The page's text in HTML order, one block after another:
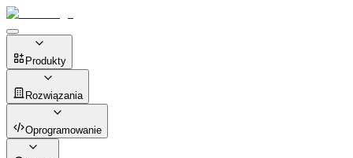
Produkty
Rozwiązania
Oprogramowanie